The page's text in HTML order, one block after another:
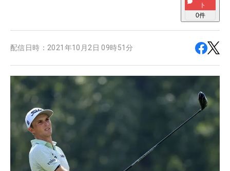
ト
0件
配信日時： 2021年10月2日 09時51分